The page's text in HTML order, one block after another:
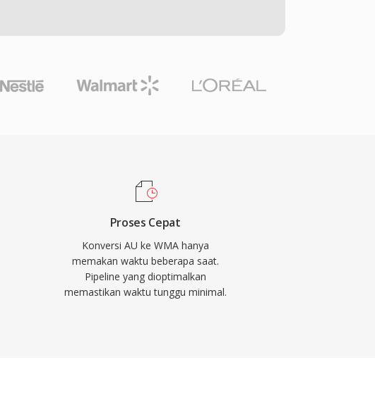
Proses Cepat
Konversi AU ke WMA hanya
memakan waktu beberapa saat.
Pipeline yang dioptimalkan
memastikan waktu tunggu minimal.